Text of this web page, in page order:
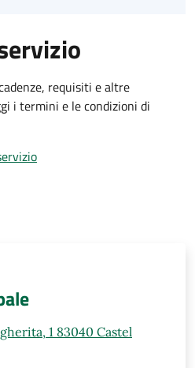
requisiti e altre
i termini e le condizioni di
1 83040 Castel